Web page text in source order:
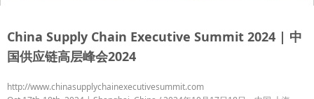
China Supply Chain Executive Summit 2024 | 中
国供应链高层峰会2024
http://www.chinasupplychainexecutivesummit.com